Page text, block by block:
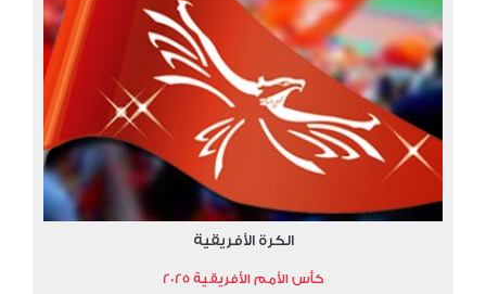
الكرة الأفريقية
كأس الأمم الأفريقية 2025